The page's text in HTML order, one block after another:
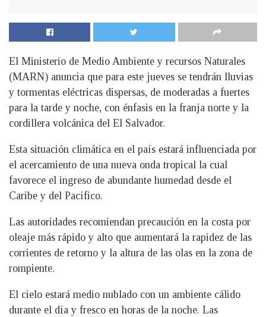
El Ministerio de Medio Ambiente y recursos Naturales
(MARN) anuncia que para este jueves se tendrán lluvias
y tormentas eléctricas dispersas, de moderadas a fuertes
para la tarde y noche, con énfasis en la franja norte y la
cordillera volcánica del El Salvador.
Esta situación climática en el país estará influenciada por
el acercamiento de una nueva onda tropical la cual
favorece el ingreso de abundante humedad desde el
Caribe y del Pacífico.
Las autoridades recomiendan precaución en la costa por
oleaje más rápido y alto que aumentará la rapidez de las
corrientes de retorno y la altura de las olas en la zona de
rompiente.
El cielo estará medio nublado con un ambiente cálido
durante el día y fresco en horas de la noche. Las